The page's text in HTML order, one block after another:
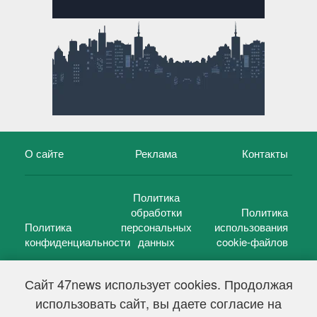
Сайт 47news использует cookies. Продолжая
использовать сайт, вы даете согласие на
О сайте Реклама Контакты
Политика
конфиденциальности
Политика
обработки
персональных
данных
Политика
использования
cookie-файлов
47 новостей (47 news)2005 — 2026 г.